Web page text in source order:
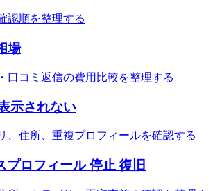
認順を整理する
場
口コミ返信の費用比較を整理する
示されない
、住所、重複プロフィールを確認する
ロフィール 停止 復旧